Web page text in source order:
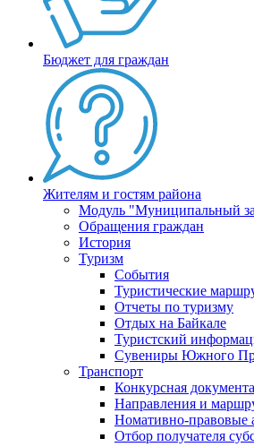
Бюджет для граждан
Жителям и гостям района
Модуль "Муниципальный
Обращения граждан
История
Туризм
События
Туристические
Отчеты по туризму
Отдых на Байкале
Туристский
Сувениры Южного
Транспорт
Конкурсная
Направления и
Номативно-правовые
Отбор получателя